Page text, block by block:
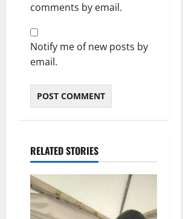
comments by email.
Notify me of new posts by
email.
RELATED STORIES